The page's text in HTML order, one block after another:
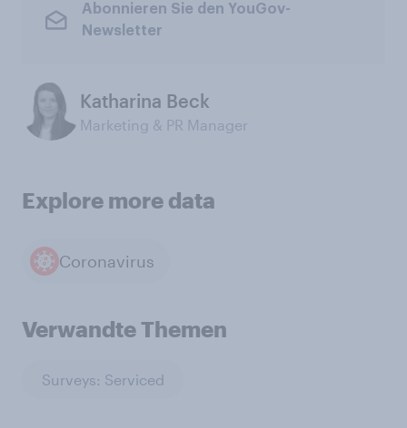
Abonnieren Sie den YouGov-
Newsletter
Katharina Beck
Marketing & PR Manager
Explore more data
Coronavirus
Verwandte Themen
Surveys: Serviced